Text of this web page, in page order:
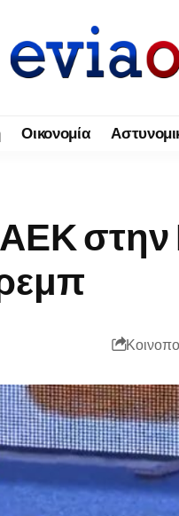
Οικονομία
ΑΕΚ